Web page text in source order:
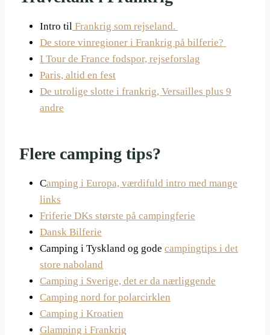
Intro til Frankrig som rejseland.
De store vinregioner i Frankrig på bilferie?
I Tour de France fodspor, rejseforslag
Paris, altid en fest
De utrolige slotte i frankrig, Versailles plus 9
andre
Flere camping tips?
Camping i Europa, værdifuld intro med mange
links
Friferie DKs største på campingferie
Dansk Bilferie
Camping i Tyskland og gode campingtips i det
store naboland
Camping i Sverige, det er da nærliggende
Camping nord for polarcirklen
Camping i Kroatien
Glamping i Frankrig